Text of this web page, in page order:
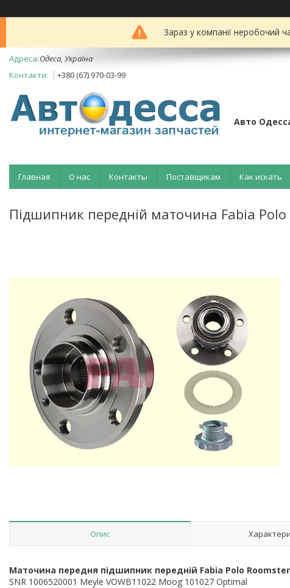
Зараз у компанії неробочий
Одеса, Україна
+380 (67) 970-03-99
Авто
Главная О нас Контакты Поставщикам Как искать
Підшипник передній маточина Fabia Polo
Опис
Маточина передня підшипник передній Fabia Polo Roomster
SNR 1006520001 Meyle VOWB11022 Moog 101027 Optimal